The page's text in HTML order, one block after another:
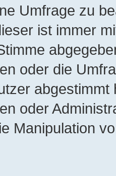
Umfrage zu
ist immer
oder die
oder
Manipulation